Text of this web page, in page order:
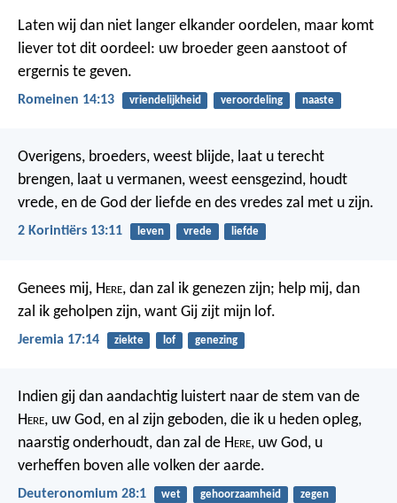
Laten wij dan niet langer elkander oordelen, maar komt
liever tot dit oordeel: uw broeder geen aanstoot of
ergernis te geven.
Romeinen 14:13 vriendelijkheid veroordeling naaste
Overigens, broeders, weest blijde, laat u terecht
brengen, laat u vermanen, weest eensgezind, houdt
vrede, en de God der liefde en des vredes zal met u zijn.
2 Korintiërs 13:11 leven vrede liefde
Genees mij, Here, dan zal ik genezen zijn; help mij, dan
zal ik geholpen zijn, want Gij zijt mijn lof.
Jeremia 17:14 ziekte lof genezing
Indien gij dan aandachtig luistert naar de stem van de
Here, uw God, en al zijn geboden, die ik u heden opleg,
naarstig onderhoudt, dan zal de Here, uw God, u
verheffen boven alle volken der aarde.
Deuteronomium 28:1 wet gehoorzaamheid zegen